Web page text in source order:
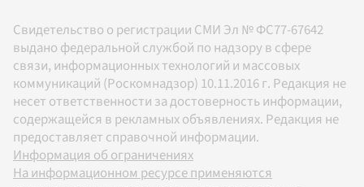
Свидетельство о регистрации СМИ Эл № ФС77-67642
выдано федеральной службой по надзору в сфере
связи, информационных технологий и массовых
коммуникаций (Роскомнадзор) 10.11.2016 г. Редакция не
несет ответственности за достоверность информации,
содержащейся в рекламных объявлениях. Редакция не
предоставляет справочной информации.
Информация об ограничениях
На информационном ресурсе применяются